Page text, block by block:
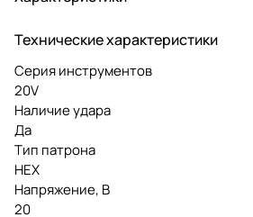
Технические характеристики
Серия инструментов
20V
Наличие удара
Да
Тип патрона
HEX
Напряжение, В
20